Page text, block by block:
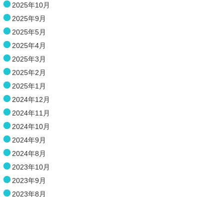
2025年10月
2025年9月
2025年5月
2025年4月
2025年3月
2025年2月
2025年1月
2024年12月
2024年11月
2024年10月
2024年9月
2024年8月
2023年10月
2023年9月
2023年8月